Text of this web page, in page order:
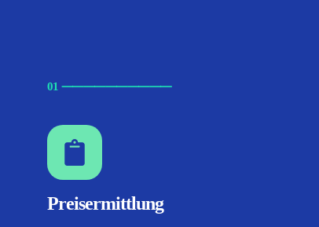
01 ⸺⸺⸺⸺⸺
Preisermittlung